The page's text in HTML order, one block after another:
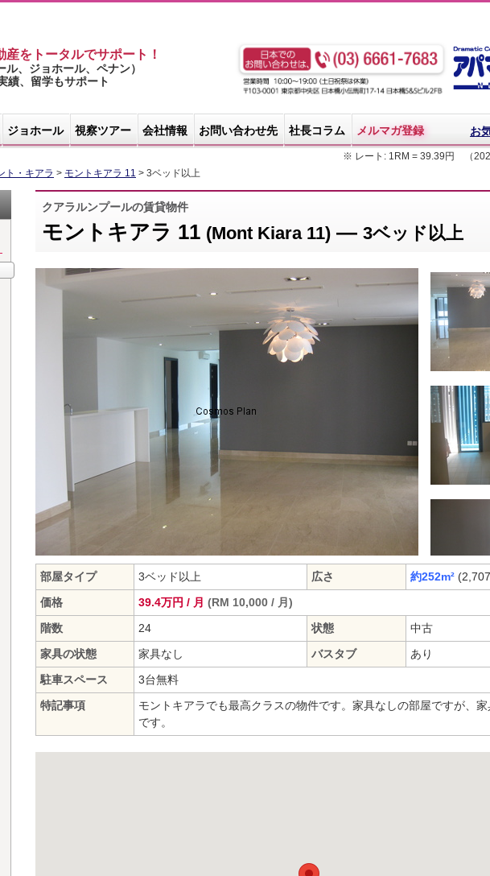
産をトータルでサポート！
ル、ジョホール、ペナン）
績、留学もサポート
ジョホール 視察ツアー 会社情報 お問い合わせ先 社長コラム メルマガ登録 お
※ レート: 1RM = 39.39円 （
ト・キアラ > モントキアラ 11 > 3ベッド以上
クアラルンプールの賃貸物件
モントキアラ 11 (Mont Kiara 11) — 3ベッド以上
部屋タイプ 3ベッド以上 広さ 約252m²
価格
39.4万円 / 月 (RM 10,000 / 月)
階数
24 状態
中古
家具の状態
家具なし バスタブ
あり
駐車スペース
3台無料
特記事項
モントキアラでも最高クラスの物件です。家具なしの部屋ですが、
です。